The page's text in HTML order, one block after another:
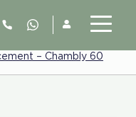
– Chambly 60